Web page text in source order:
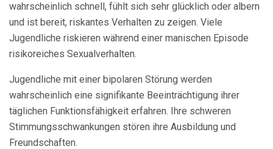
wahrscheinlich schnell, fühlt sich sehr glücklich oder albern
und ist bereit, riskantes Verhalten zu zeigen. Viele
Jugendliche riskieren während einer manischen Episode
risikoreiches Sexualverhalten.
Jugendliche mit einer bipolaren Störung werden
wahrscheinlich eine signifikante Beeinträchtigung ihrer
täglichen Funktionsfähigkeit erfahren. Ihre schweren
Stimmungsschwankungen stören ihre Ausbildung und
Freundschaften.